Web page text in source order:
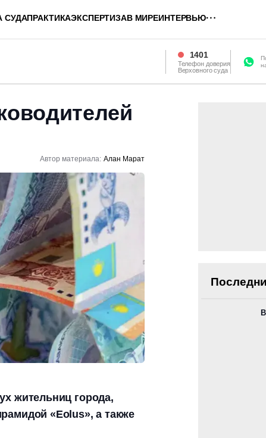
СУДАПРАКТИКАЭКСПЕРТИЗАВ МИРЕИНТЕРВЬЮ
1401
Телефон доверия
Верховного суда
Автор материала: Алан Марат
жительниц города,
«Eolus», а также